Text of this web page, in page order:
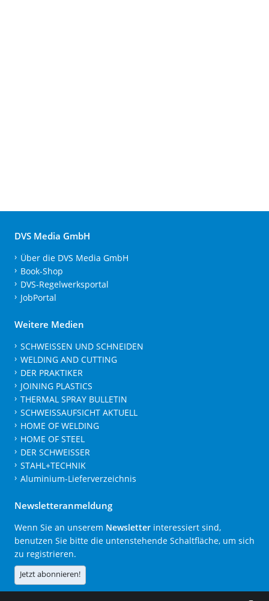
DVS Media GmbH
Über die DVS Media GmbH
Book-Shop
DVS-Regelwerksportal
JobPortal
Weitere Medien
SCHWEISSEN UND SCHNEIDEN
WELDING AND CUTTING
DER PRAKTIKER
JOINING PLASTICS
THERMAL SPRAY BULLETIN
SCHWEISSAUFSICHT AKTUELL
HOME OF WELDING
HOME OF STEEL
DER SCHWEISSER
STAHL+TECHNIK
Aluminium-Lieferverzeichnis
Newsletteranmeldung
Wenn Sie an unserem Newsletter interessiert sind,
benutzen Sie bitte die untenstehende Schaltfläche, um sich
zu registrieren.
Jetzt abonnieren!